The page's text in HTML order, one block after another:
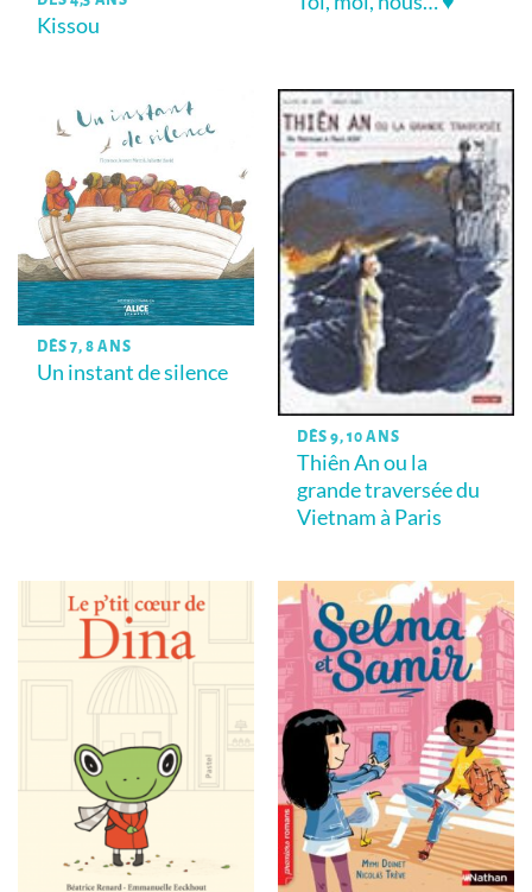
Kissou
DÈS 7, 8 ANS
Un instant de silence
DÈS 9, 10 ANS
Thiên An ou la
grande traversée du
Vietnam à Paris